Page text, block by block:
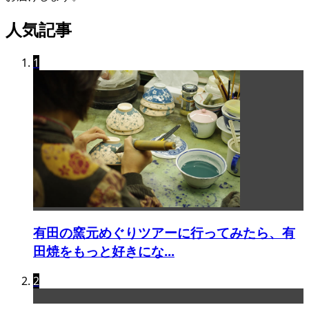
人気記事
1
有田の窯元めぐりツアーに行ってみたら、有
田焼をもっと好きにな...
2